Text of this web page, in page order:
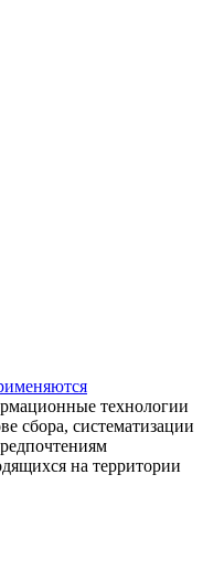
технологии
сбора, систематизации
на территории